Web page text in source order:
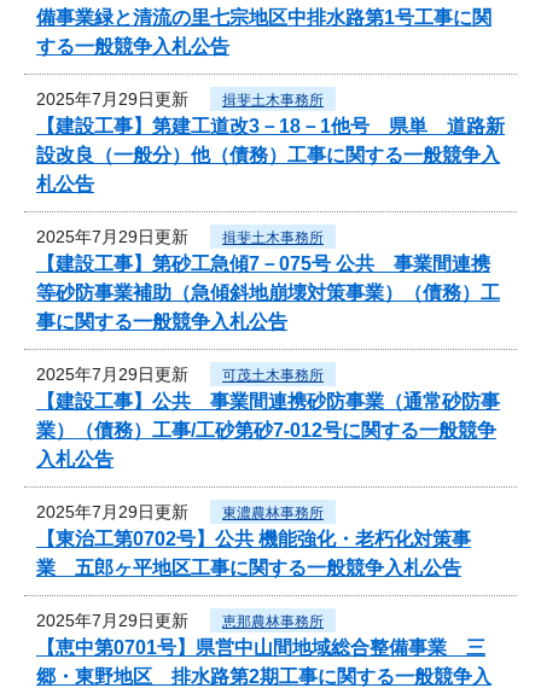
備事業緑と清流の里七宗地区中排水路第1号工事に関
する一般競争入札公告
2025年7月29日更新 揖斐土木事務所
【建設工事】第建工道改3－18－1他号 県単 道路新
設改良（一般分）他（債務）工事に関する一般競争入
札公告
2025年7月29日更新 揖斐土木事務所
【建設工事】第砂工急傾7－075号 公共 事業間連携
等砂防事業補助（急傾斜地崩壊対策事業）（債務）工
事に関する一般競争入札公告
2025年7月29日更新 可茂土木事務所
【建設工事】公共 事業間連携砂防事業（通常砂防事
業）（債務）工事/工砂第砂7-012号に関する一般競争
入札公告
2025年7月29日更新 東濃農林事務所
【東治工第0702号】公共 機能強化・老朽化対策事
業 五郎ヶ平地区工事に関する一般競争入札公告
2025年7月29日更新 恵那農林事務所
【恵中第0701号】県営中山間地域総合整備事業 三
郷・東野地区 排水路第2期工事に関する一般競争入